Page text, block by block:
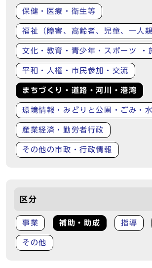
保健・医療・衛生等
福祉（障害、高齢者、児童、一人親
文化・教育・青少年・スポーツ ・
平和・人権・市民参加・交流
まちづくり・道路・河川・港湾
環境情報・みどりと公園・ごみ・
産業経済・勤労者行政
その他の市政・行政情報
区分
事業 補助・助成 指導
その他